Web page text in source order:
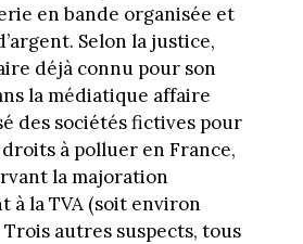
en bande organisée et
Selon la justice,
déjà connu pour son
la médiatique affaire
des sociétés fictives pour
à polluer en France,
la majoration
à la TVA (soit environ
autres suspects, tous